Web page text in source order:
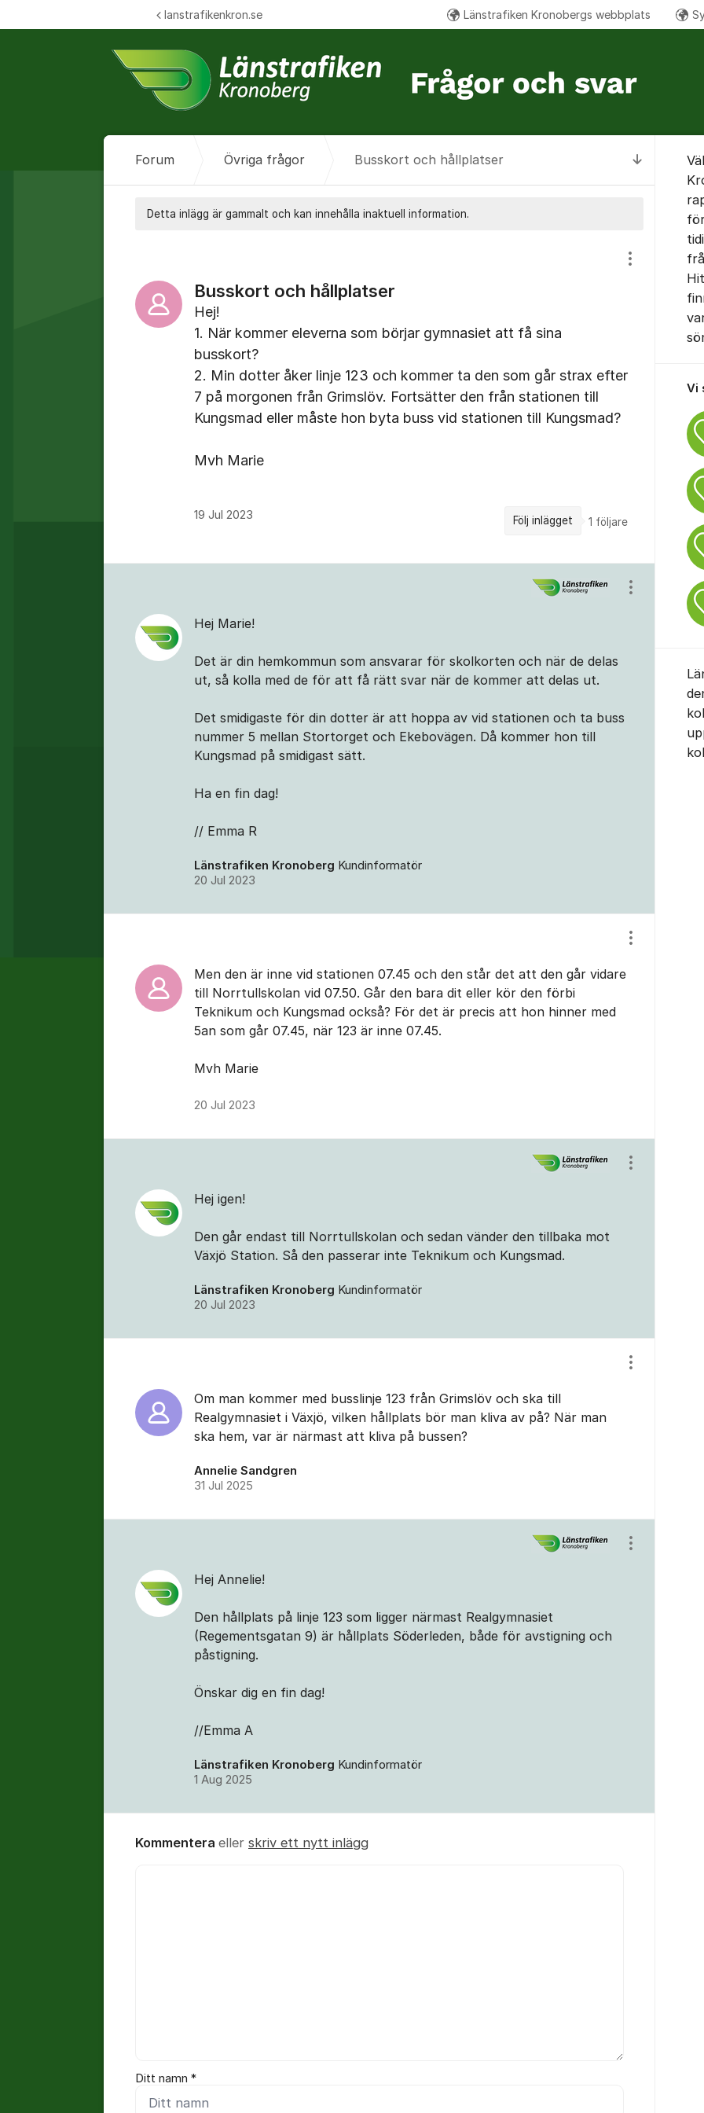
lanstrafikenkron.se Länstrafiken Kronobergs webbplats
Till
Forum Övriga frågor Busskort och hållplatser
Detta inlägg är gammalt och kan innehålla inaktuell information.
Busskort och hållplatser
Visa/dölj
Hej!
1. När kommer eleverna som börjar gymnasiet att få sina
busskort?
2. Min dotter åker linje 123 och kommer ta den som går strax efter
7 på morgonen från Grimslöv. Fortsätter den från stationen till
Kungsmad eller måste hon byta buss vid stationen till Kungsmad?
Mvh Marie
19 Jul 2023 Följ inlägget 1 följare
Hej Marie!
Det är din hemkommun som ansvarar för skolkorten och när de delas
ut, så kolla med de för att få rätt svar när de kommer att delas ut.
Det smidigaste för din dotter är att hoppa av vid stationen och ta buss
nummer 5 mellan Stortorget och Ekebovägen. Då kommer hon till
Kungsmad på smidigast sätt.
Ha en fin dag!
// Emma R
Länstrafiken Kronoberg Kundinformatör
20 Jul 2023
Visa/dölj
Men den är inne vid stationen 07.45 och den står det att den går vidare
till Norrtullskolan vid 07.50. Går den bara dit eller kör den förbi
Teknikum och Kungsmad också? För det är precis att hon hinner med
5an som går 07.45, när 123 är inne 07.45.
Mvh Marie
20 Jul 2023
Visa/dölj
Hej igen!
Den går endast till Norrtullskolan och sedan vänder den tillbaka mot
Växjö Station. Så den passerar inte Teknikum och Kungsmad.
Länstrafiken Kronoberg Kundinformatör
20 Jul 2023
Visa/dölj
Om man kommer med busslinje 123 från Grimslöv och ska till
Realgymnasiet i Växjö, vilken hållplats bör man kliva av på? När man
ska hem, var är närmast att kliva på bussen?
Annelie Sandgren
31 Jul 2025
Visa/dölj
Hej Annelie!
Den hållplats på linje 123 som ligger närmast Realgymnasiet
(Regementsgatan 9) är hållplats Söderleden, både för avstigning och
påstigning.
Önskar dig en fin dag!
//Emma A
Länstrafiken Kronoberg Kundinformatör
1 Aug 2025
Visa/dölj
Kommentera eller skriv ett nytt inlägg
Ditt namn *
Vi